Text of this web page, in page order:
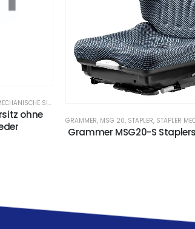
SITZE
ohne
GRAMMER, MSG 20, STAPLER, STAPLER
Grammer MSG20-S